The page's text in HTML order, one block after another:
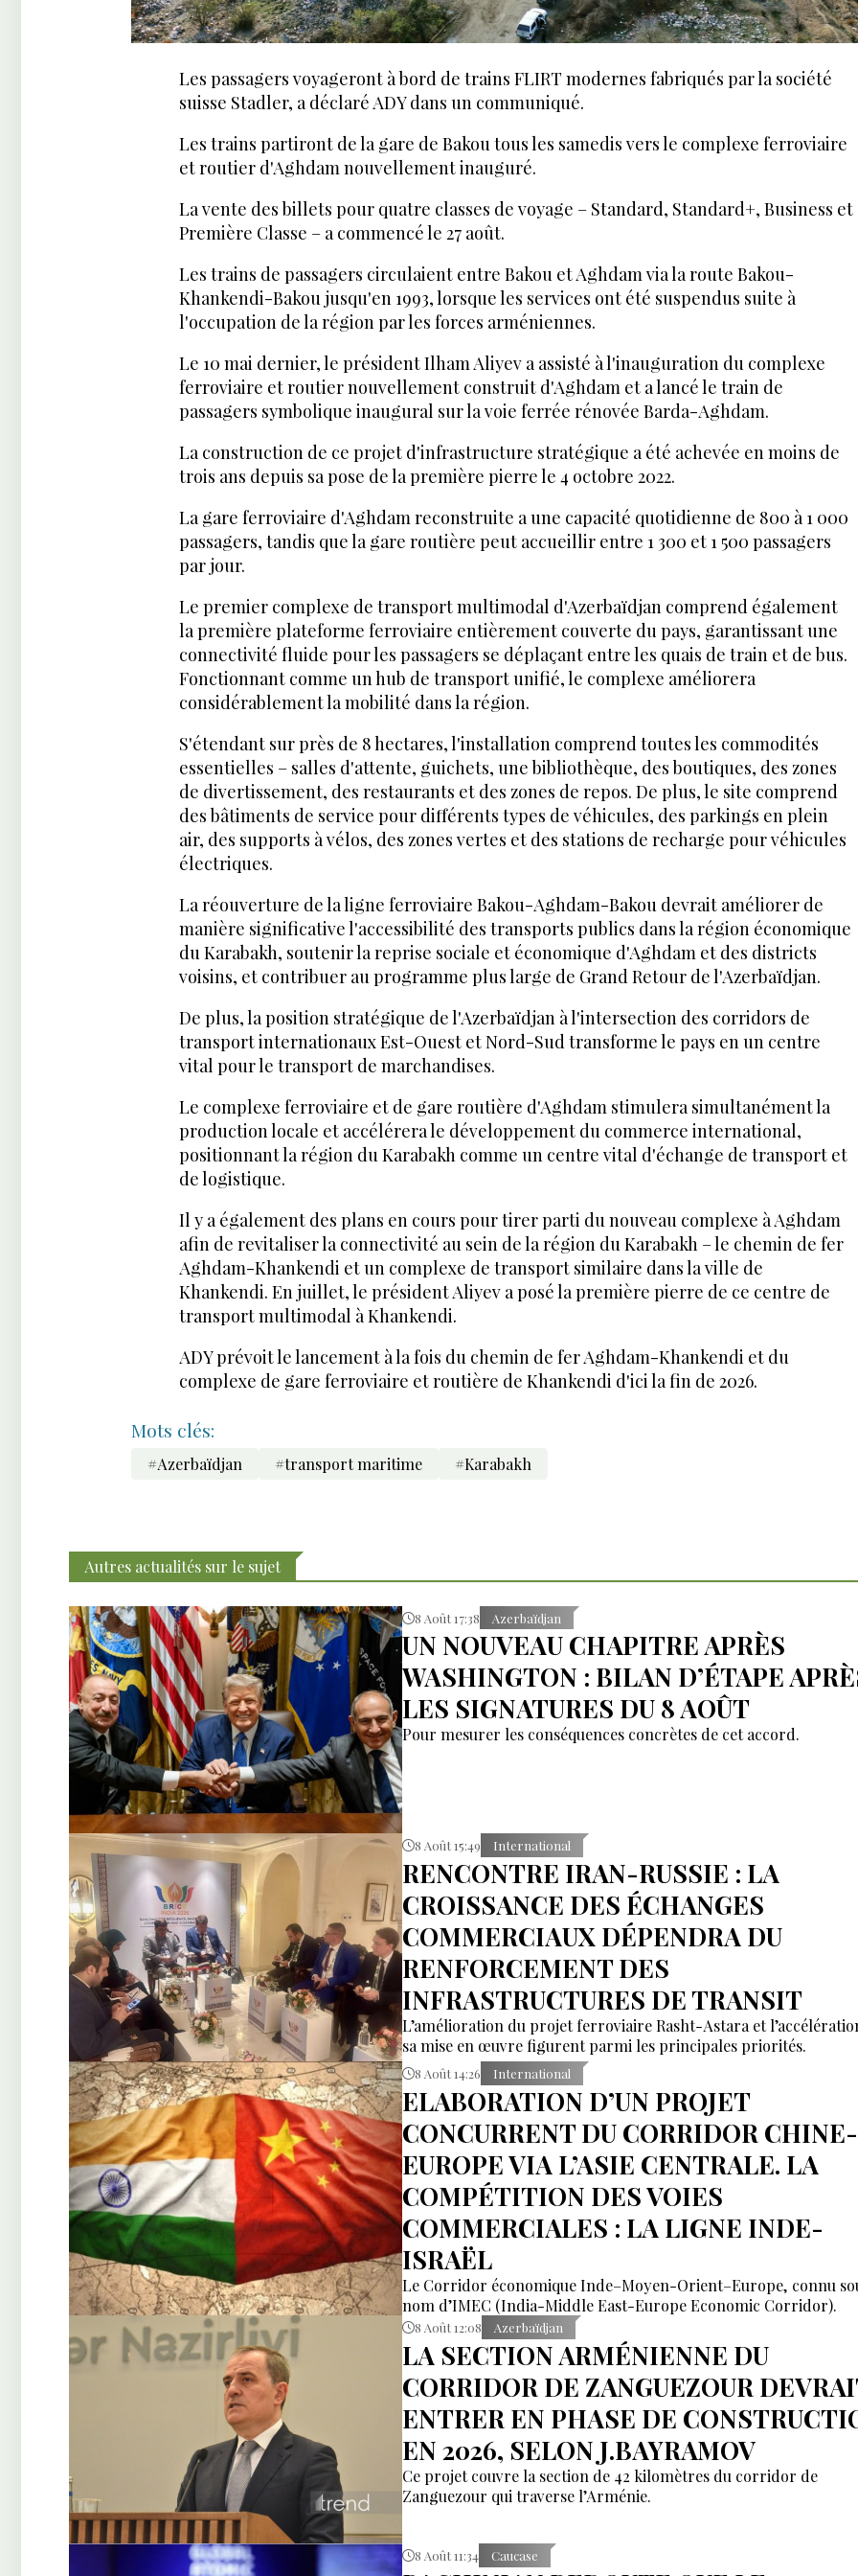
Les passagers voyageront à bord de trains FLIRT modernes fabriqués par la société
suisse Stadler, a déclaré ADY dans un communiqué.
Les trains partiront de la gare de Bakou tous les samedis vers le complexe ferroviaire
et routier d'Aghdam nouvellement inauguré.
La vente des billets pour quatre classes de voyage – Standard, Standard+, Business et
Première Classe – a commencé le 27 août.
Les trains de passagers circulaient entre Bakou et Aghdam via la route Bakou-
Khankendi-Bakou jusqu'en 1993, lorsque les services ont été suspendus suite à
l'occupation de la région par les forces arméniennes.
Le 10 mai dernier, le président Ilham Aliyev a assisté à l'inauguration du complexe
ferroviaire et routier nouvellement construit d'Aghdam et a lancé le train de
passagers symbolique inaugural sur la voie ferrée rénovée Barda-Aghdam.
La construction de ce projet d'infrastructure stratégique a été achevée en moins de
trois ans depuis sa pose de la première pierre le 4 octobre 2022.
La gare ferroviaire d'Aghdam reconstruite a une capacité quotidienne de 800 à 1 000
passagers, tandis que la gare routière peut accueillir entre 1 300 et 1 500 passagers
par jour.
Le premier complexe de transport multimodal d'Azerbaïdjan comprend également
la première plateforme ferroviaire entièrement couverte du pays, garantissant une
connectivité fluide pour les passagers se déplaçant entre les quais de train et de bus.
Fonctionnant comme un hub de transport unifié, le complexe améliorera
considérablement la mobilité dans la région.
S'étendant sur près de 8 hectares, l'installation comprend toutes les commodités
essentielles – salles d'attente, guichets, une bibliothèque, des boutiques, des zones
de divertissement, des restaurants et des zones de repos. De plus, le site comprend
des bâtiments de service pour différents types de véhicules, des parkings en plein
air, des supports à vélos, des zones vertes et des stations de recharge pour véhicules
électriques.
La réouverture de la ligne ferroviaire Bakou-Aghdam-Bakou devrait améliorer de
manière significative l'accessibilité des transports publics dans la région économique
du Karabakh, soutenir la reprise sociale et économique d'Aghdam et des districts
voisins, et contribuer au programme plus large de Grand Retour de l'Azerbaïdjan.
De plus, la position stratégique de l'Azerbaïdjan à l'intersection des corridors de
transport internationaux Est-Ouest et Nord-Sud transforme le pays en un centre
vital pour le transport de marchandises.
Le complexe ferroviaire et de gare routière d'Aghdam stimulera simultanément la
production locale et accélérera le développement du commerce international,
positionnant la région du Karabakh comme un centre vital d'échange de transport et
de logistique.
Il y a également des plans en cours pour tirer parti du nouveau complexe à Aghdam
afin de revitaliser la connectivité au sein de la région du Karabakh – le chemin de fer
Aghdam-Khankendi et un complexe de transport similaire dans la ville de
Khankendi. En juillet, le président Aliyev a posé la première pierre de ce centre de
transport multimodal à Khankendi.
ADY prévoit le lancement à la fois du chemin de fer Aghdam-Khankendi et du
complexe de gare ferroviaire et routière de Khankendi d'ici la fin de 2026.
Mots clés:
#Azerbaïdjan #transport maritime #Karabakh
Autres actualités sur le sujet
8 Août 17:38 Azerbaïdjan
UN NOUVEAU CHAPITRE APRÈS
WASHINGTON : BILAN D’ÉTAPE
LES SIGNATURES DU 8 AOÛT
Pour mesurer les conséquences concrètes de cet accord.
8 Août 15:49 International
RENCONTRE IRAN-RUSSIE : LA
CROISSANCE DES ÉCHANGES
COMMERCIAUX DÉPENDRA DU
RENFORCEMENT DES
INFRASTRUCTURES DE TRANSIT
L’amélioration du projet ferroviaire Rasht-Astara et
sa mise en œuvre figurent parmi les principales priorités.
8 Août 14:26 International
ELABORATION D’UN PROJET
CONCURRENT DU CORRIDOR CHINE-
EUROPE VIA L’ASIE CENTRALE. LA
COMPÉTITION DES VOIES
COMMERCIALES : LA LIGNE INDE-
ISRAËL
Le Corridor économique Inde–Moyen-Orient–Europe, connu
nom d’IMEC (India-Middle East-Europe Economic Corridor).
8 Août 12:08 Azerbaïdjan
LA SECTION ARMÉNIENNE DU
CORRIDOR DE ZANGUEZOUR
ENTRER EN PHASE DE
EN 2026, SELON J.BAYRAMOV
Ce projet couvre la section de 42 kilomètres du corridor de
Zanguezour qui traverse l’Arménie.
8 Août 11:34 Caucase